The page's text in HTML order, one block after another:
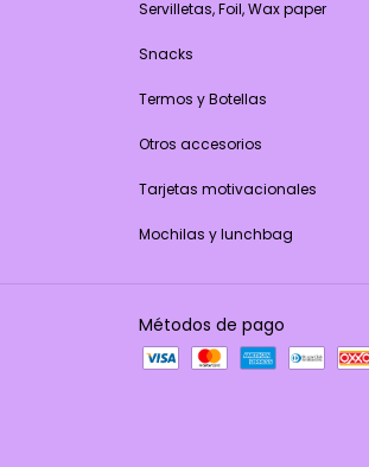
Servilletas, Foil, Wax paper
Snacks
Termos y Botellas
Otros accesorios
Tarjetas motivacionales
Mochilas y lunchbag
Métodos de pago